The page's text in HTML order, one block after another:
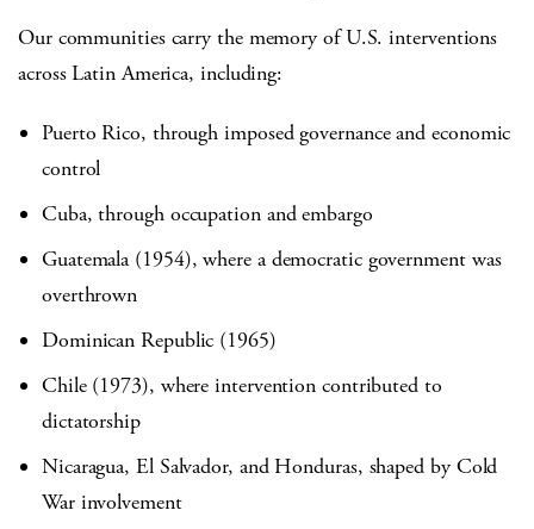
Our communities carry the memory of U.S. interventions
across Latin America, including:
Puerto Rico, through imposed governance and economic
control
Cuba, through occupation and embargo
Guatemala (1954), where a democratic government was
overthrown
Dominican Republic (1965)
Chile (1973), where intervention contributed to
dictatorship
Nicaragua, El Salvador, and Honduras, shaped by Cold
War involvement